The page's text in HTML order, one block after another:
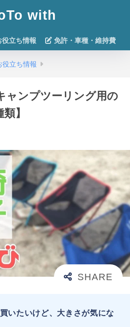
with
役立ち情報 免許・車種・維持費
役立ち情報
ャンプツーリング用の
】
いたいけど、大きさが気にな